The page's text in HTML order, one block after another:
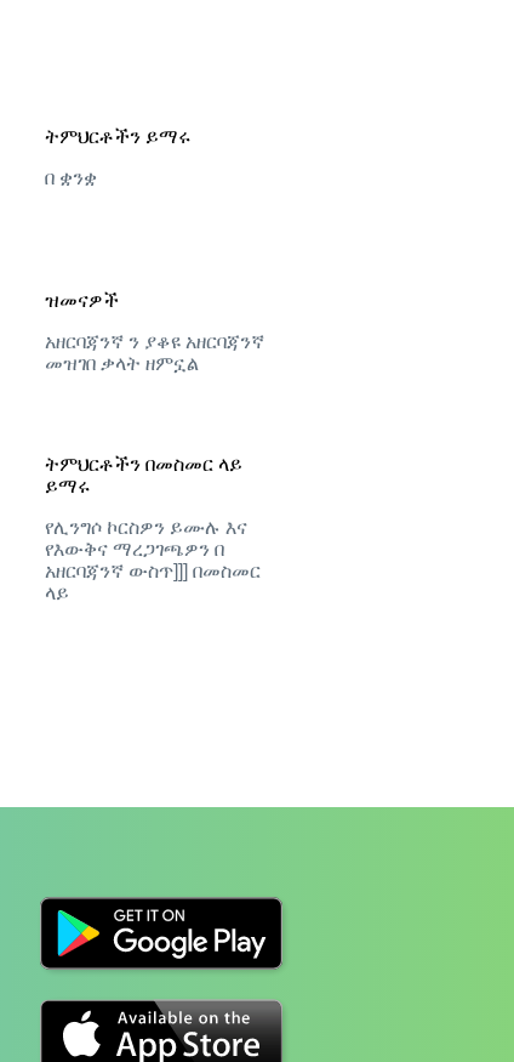
ትምህርቶችን ይማሩ
በ ቋንቋ
ዝመናዎች
አዘርባጃንኛ ን ያቆዩ አዘርባጃንኛ
መዝገበ ቃላት ዘምኗል
ትምህርቶችን በመስመር ላይ
ይማሩ
የሊንግሶ ኮርስዎን ይሙሉ እና
የእውቅና ማረጋገጫዎን በ
አዘርባጃንኛ ውስጥ]]] በመስመር
ላይ